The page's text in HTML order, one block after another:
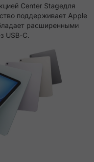
Center Stageдля
поддерживает Apple
расширенными
USB-C.